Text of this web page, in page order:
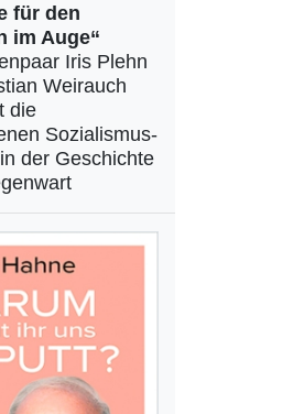
für den
im Auge“
Iris Plehn
Weirauch
die
Sozialismus-
der Geschichte